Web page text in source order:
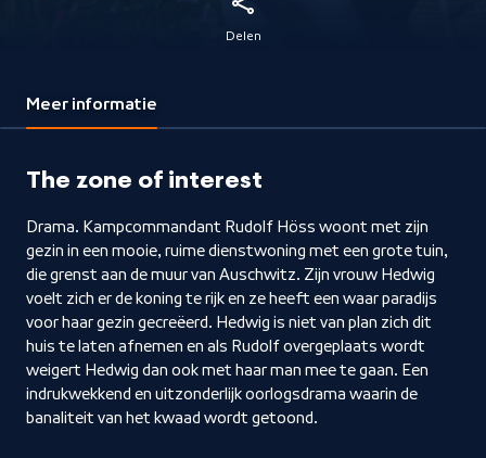
Delen
Meer informatie
The zone of interest
Drama. Kampcommandant Rudolf Höss woont met zijn
gezin in een mooie, ruime dienstwoning met een grote tuin,
die grenst aan de muur van Auschwitz. Zijn vrouw Hedwig
voelt zich er de koning te rijk en ze heeft een waar paradijs
voor haar gezin gecreëerd. Hedwig is niet van plan zich dit
huis te laten afnemen en als Rudolf overgeplaats wordt
weigert Hedwig dan ook met haar man mee te gaan. Een
indrukwekkend en uitzonderlijk oorlogsdrama waarin de
banaliteit van het kwaad wordt getoond.